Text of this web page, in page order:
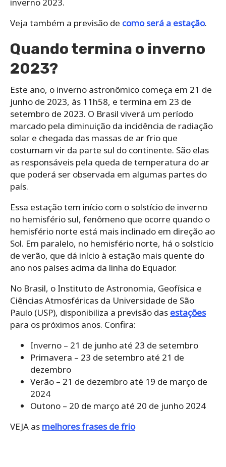
Veja também a previsão de como será a estação.
Quando termina o inverno
2023?
Este ano, o inverno astronômico começa em 21 de
junho de 2023, às 11h58, e termina em 23 de
setembro de 2023. O Brasil viverá um período
marcado pela diminuição da incidência de radiação
solar e chegada das massas de ar frio que
costumam vir da parte sul do continente. São elas
as responsáveis pela queda de temperatura do ar
que poderá ser observada em algumas partes do
país.
Essa estação tem início com o solstício de inverno
no hemisfério sul, fenômeno que ocorre quando o
hemisfério norte está mais inclinado em direção ao
Sol. Em paralelo, no hemisfério norte, há o solstício
de verão, que dá início à estação mais quente do
ano nos países acima da linha do Equador.
No Brasil, o Instituto de Astronomia, Geofísica e
Ciências Atmosféricas da Universidade de São
Paulo (USP), disponibiliza a previsão das estações
para os próximos anos. Confira:
Inverno – 21 de junho até 23 de setembro
Primavera – 23 de setembro até 21 de
dezembro
Verão – 21 de dezembro até 19 de março de
2024
Outono – 20 de março até 20 de junho 2024
VEJA as melhores frases de frio